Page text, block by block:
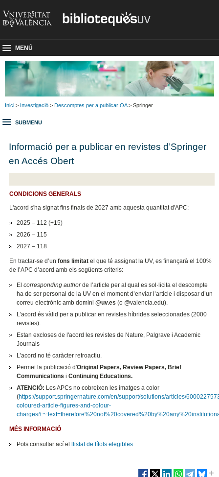
MENÚ
Inici > Investigació > Descomptes per a publicar OA> Springer
SUBMENU
Informació per a publicar en revistes d’Springer
en Accés Obert
CONDICIONS GENERALS
L'acord s'ha signat fins finals de 2027 amb aquesta quantitat d'APC:
2025 – 112 (+15)
2026 – 115
2027 – 118
En tractar-se d’unfons limitat el que té assignat la UV, es finançarà el 100%
de l’APC d’acord amb els següents criteris:
Elcorresponding authorde l’article per al qual es sol·licita el descompte
ha de ser personal de la UV en el moment d’enviar l’article i disposar d’un
correu electrònic amb domini@uv.es(o @valencia.edu).
L’acord és vàlid per a publicar en revistes híbrides seleccionades (2000
revistes).
Estan excloses de l'acord les revistes de Nature, Palgrave i Academic
Journals
L’acord no té caràcter retroactiu.
Permet la publicació d'Original Papers, Review Papers, Brief
Communications iContinuing Educations.
ATENCIÓ: Les APCs no cobreixen les imatges a color
(https://support.springernature.com/en/support/solutions/articles/
coloured-article-figures-and-colour-
MÉS INFORMACIÓ
Pots consultar ací el llistat de títols elegibles